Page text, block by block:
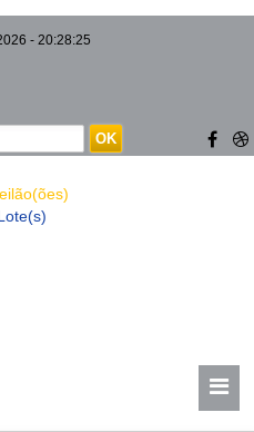
- 20:28:25
OK